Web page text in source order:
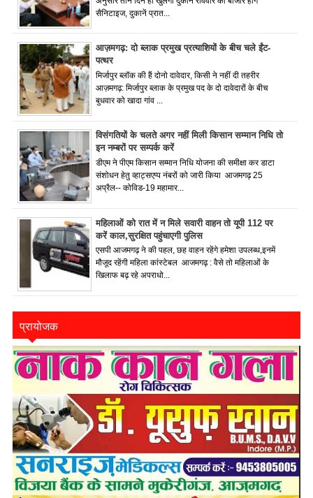
सैनिटाइज, दुकानें प्रात...
आज़मगढ़: दो ब्लाक प्रमुख प्रत्याशियों के बीच चले ईंट-
पत्थर
मिर्जापुर ब्लॉक की हैं दोनो दावेदार, किसी ने नहीं दी तहरीर
आज़मगढ़: मिर्जापुर ब्लाक के प्रमुख पद के दो दावेदारों के बीच
बुधवार को खादा गांव ...
विसंगतियों के चलते अगर नहीं मिली किसान सम्मान निधि तो
इन नम्बरों पर सम्पर्क करें
डीएम ने पीएम किसान सम्मान निधि योजना की समीक्षा कर डाटा
संशोधन हेतु व्हाट्सएप्प नंबरों को जारी किया आजमगढ़ 25
अप्रैल-- कोविड-19 महामार...
महिलाओं को रात में न मिले सवारी वाहन तो यूपी 112 पर
करें काल,सुरक्षित पहुंचाएगी पुलिस
एसपी आजमगढ़ ने की पहल, छह वाहन रहेंगे हमेशा उपलब्ध,इनमें
मौजूद रहेंगी महिला कांस्टेबल आजमगढ़ : वैसे तो महिलाओं के
खिलाफ बढ़ रहे अपराधो...
प्रायोजक